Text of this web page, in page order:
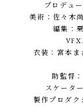
プロデュ
美術：佐々
編集
VFX
衣装：宮本
助監督
スケータ
製作プロダ